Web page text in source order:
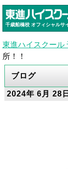
千歳船橋校 オフィシャルサ
東進ハイスクール
所！！
ブログ
2024年 6月 28